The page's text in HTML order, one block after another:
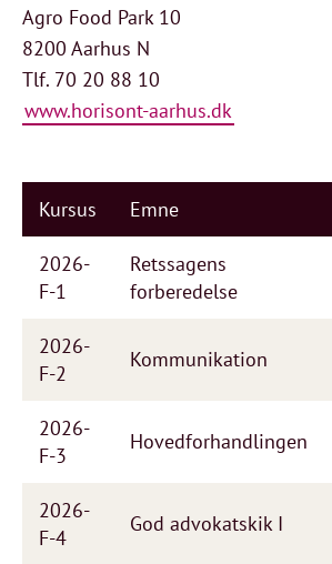
Agro Food Park 10
8200 Aarhus N
Tlf. 70 20 88 10
www.horisont-aarhus.dk
Kursus Emne
2026-
F-1
Retssagens
forberedelse
2026-
F-2
Kommunikation
2026-
F-3
Hovedforhandlingen
2026-
F-4
God advokatskik I